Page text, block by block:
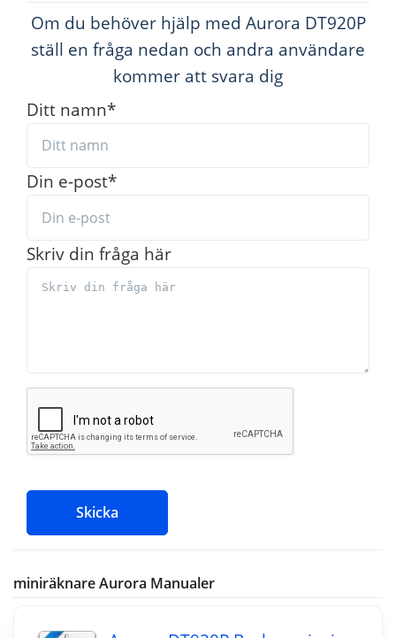
Om du behöver hjälp med Aurora DT920P
ställ en fråga nedan och andra användare
kommer att svara dig
Ditt namn*
Din e-post*
Skriv din fråga här
Skicka
miniräknare Aurora Manualer